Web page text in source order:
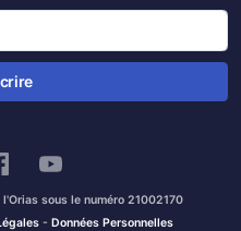
sous le numéro 21002170
- Données Personnelles